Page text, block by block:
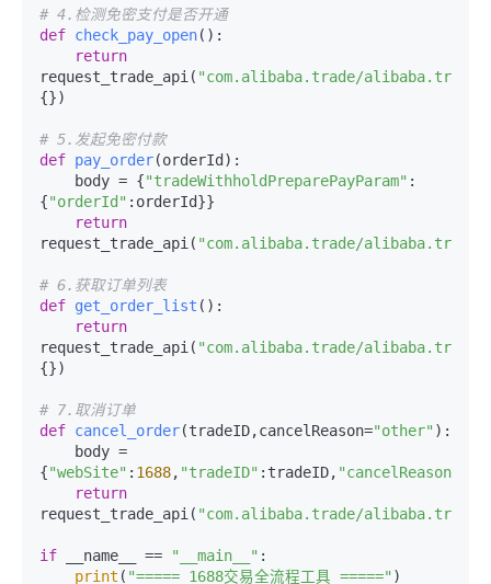
# 4.检测免密支付是否开通
def check_pay_open():
return
request_trade_api( "com.alibaba.trade/
{})
# 5.发起免密付款
def pay_order(orderId ):
    body = {
"tradeWithholdPreparePayParam" :
{"orderId" :orderId}}
return
request_trade_api( "com.alibaba.trade/
# 6.获取订单列表
def get_order_list ():
return
request_trade_api( "com.alibaba.trade/
{})
# 7.取消订单
def cancel_order(tradeID,cancelReason="other" ):
{"webSite" : 1688, "tradeID" :tradeID, "cancelReason"
return
request_trade_api( "com.alibaba.trade/
if __name__ == "__main__" :
print ( "===== 1688交易全流程工具 =====" )